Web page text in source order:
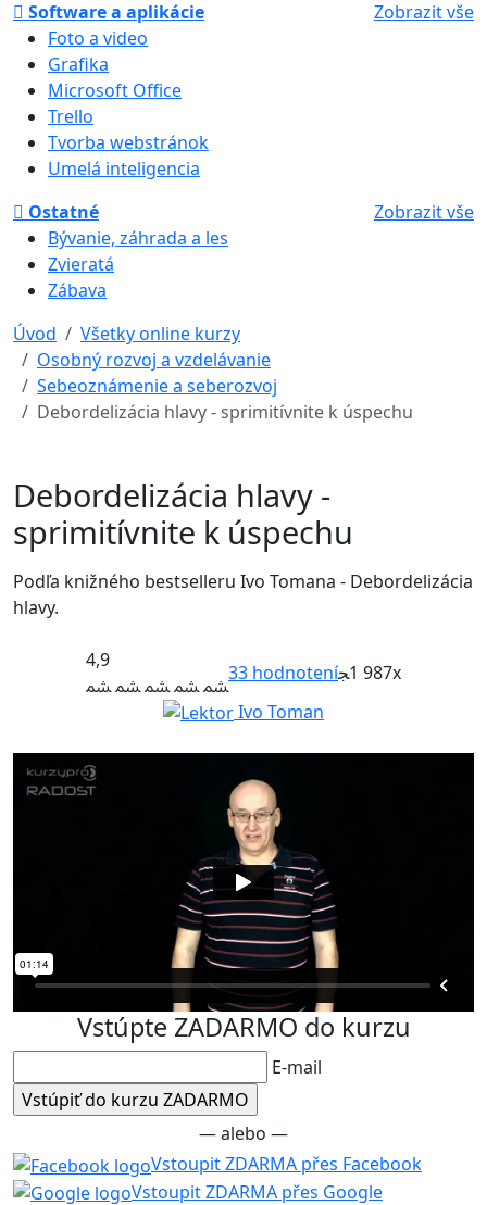
Software a aplikácie
Zobrazit vše
Foto a video
Grafika
Microsoft Office
Trello
Tvorba webstránok
Umelá inteligencia
Ostatné
Zobrazit vše
Bývanie, záhrada a les
Zvieratá
Zábava
Úvod
Všetky online kurzy
Osobný rozvoj a vzdelávanie
Sebeoznámenie a seberozvoj
Debordelizácia hlavy - sprimitívnite k úspechu
Debordelizácia hlavy -
sprimitívnite k úspechu
Podľa knižného bestselleru Ivo Tomana - Debordelizácia
hlavy.
4,9
33 hodnotení 1 987x
Ivo Toman
Vstúpte ZADARMO do kurzu
E-mail
— alebo —
Vstoupit ZDARMA přes Facebook
Vstoupit ZDARMA přes Google